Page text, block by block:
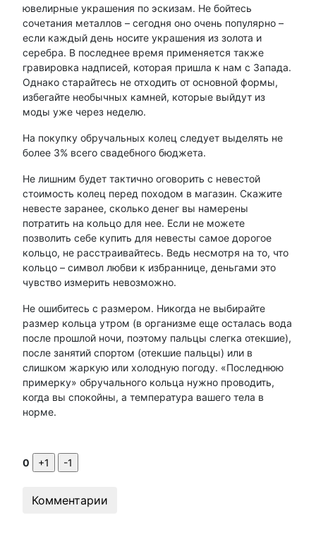
ювелирные украшения по эскизам. Не бойтесь
сочетания металлов – сегодня оно очень популярно –
если каждый день носите украшения из золота и
серебра. В последнее время применяется также
гравировка надписей, которая пришла к нам с Запада.
Однако старайтесь не отходить от основной формы,
избегайте необычных камней, которые выйдут из
моды уже через неделю.
На покупку обручальных колец следует выделять не
более 3% всего свадебного бюджета.
Не лишним будет тактично оговорить с невестой
стоимость колец перед походом в магазин. Скажите
невесте заранее, сколько денег вы намерены
потратить на кольцо для нее. Если не можете
позволить себе купить для невесты самое дорогое
кольцо, не расстраивайтесь. Ведь несмотря на то, что
кольцо – символ любви к избраннице, деньгами это
чувство измерить невозможно.
Не ошибитесь с размером. Никогда не выбирайте
размер кольца утром (в организме еще осталась вода
после прошлой ночи, поэтому пальцы слегка отекшие),
после занятий спортом (отекшие пальцы) или в
слишком жаркую или холодную погоду. «Последнюю
примерку» обручального кольца нужно проводить,
когда вы спокойны, а температура вашего тела в
норме.
0
Комментарии